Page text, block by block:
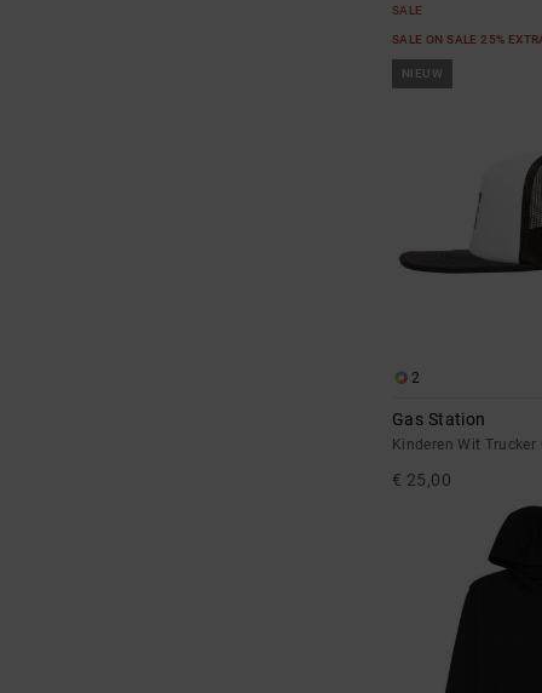
SALE
SALE ON SALE 25%
NIEUW
2
Gas Station
Kinderen Wit Trucker
€ 25,00